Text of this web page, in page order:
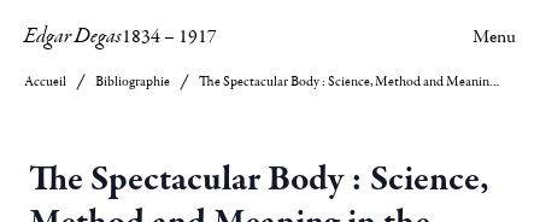
Edgar Degas1834– 1917 Menu
Accueil Bibliographie The Spectacular Body : Science, Method and Meaning in the Work of Degas
The Spectacular Body : Science,